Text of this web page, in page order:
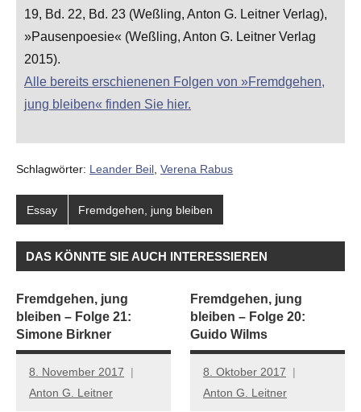
19, Bd. 22, Bd. 23 (Weßling, Anton G. Leitner Verlag),
»Pausenpoesie« (Weßling, Anton G. Leitner Verlag
2015).
Alle bereits erschienenen Folgen von »Fremdgehen,
jung bleiben« finden Sie hier.
Schlagwörter: Leander Beil Verena Rabus
Essay Fremdgehen, jung bleiben
DAS KÖNNTE SIE AUCH INTERESSIEREN
Fremdgehen, jung
bleiben – Folge 21:
Simone Birkner
8. November 2017
Anton G. Leitner
Fremdgehen, jung
bleiben – Folge 20:
Guido Wilms
8. Oktober 2017
Anton G. Leitner